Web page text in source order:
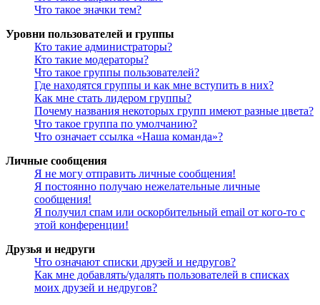
Что такое значки тем?
Уровни пользователей и группы
Кто такие администраторы?
Кто такие модераторы?
Что такое группы пользователей?
Где находятся группы и как мне вступить в них?
Как мне стать лидером группы?
Почему названия некоторых групп имеют разные цвета?
Что такое группа по умолчанию?
Что означает ссылка «Наша команда»?
Личные сообщения
Я не могу отправить личные сообщения!
Я постоянно получаю нежелательные личные
сообщения!
Я получил спам или оскорбительный email от кого-то с
этой конференции!
Друзья и недруги
Что означают списки друзей и недругов?
Как мне добавлять/удалять пользователей в списках
моих друзей и недругов?